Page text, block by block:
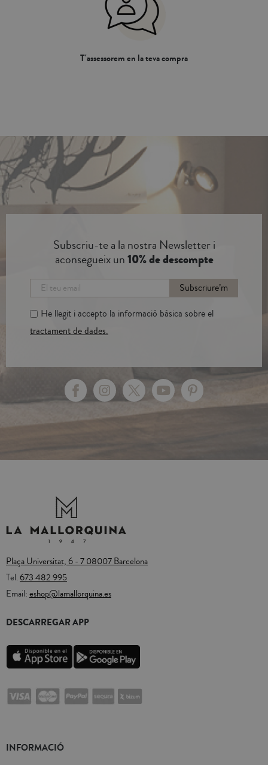
T'assessorem en la teva compra
Subscriu-te a la nostra Newsletter i
aconsegueix un10% de descompte
Subscriure’m
He llegit i accepto la informació bàsica sobre el
tractament de dades.
Plaça Universitat, 6 - 7 08007 Barcelona
Tel.673 482 995
Email:eshop@lamallorquina.es
DESCARREGAR APP
INFORMACIÓ